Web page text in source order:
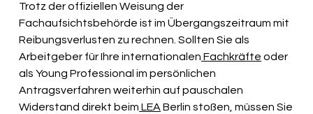
Trotz der offiziellen Weisung der
Fachaufsichtsbehörde ist im Übergangszeitraum mit
Reibungsverlusten zu rechnen. Sollten Sie als
Arbeitgeber für Ihre internationalen Fachkräfte oder
als Young Professional im persönlichen
Antragsverfahren weiterhin auf pauschalen
Widerstand direkt beim LEA Berlin stoßen, müssen Sie